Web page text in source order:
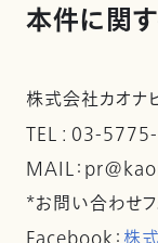
本件に関
株式会社カオ
TEL : 03-
MAIL：
*お問い合わせ